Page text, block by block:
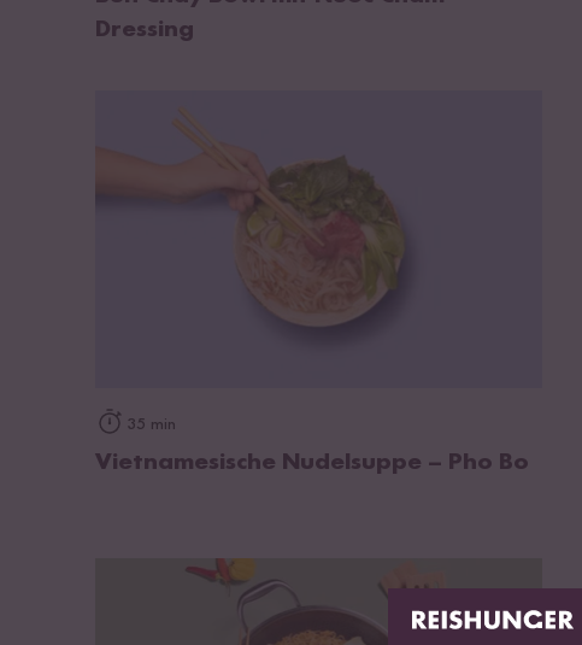
Dressing
35 min
Vietnamesische Nudelsuppe – Pho Bo